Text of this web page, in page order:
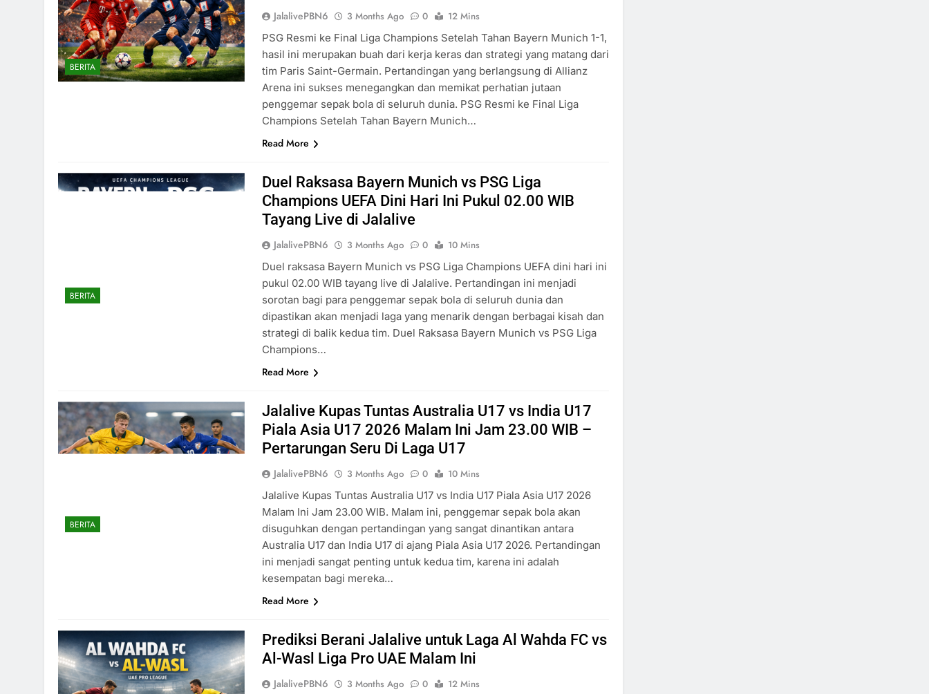
BERITA
JalalivePBN6 3 Months Ago 0
12 Mins
PSG Resmi ke Final Liga Champions Setelah Tahan Bayern Munich 1-1,
hasil ini merupakan buah dari kerja keras dan strategi yang matang dari
tim Paris Saint-Germain. Pertandingan yang berlangsung di Allianz
Arena ini sukses menegangkan dan memikat perhatian jutaan
penggemar sepak bola di seluruh dunia. PSG Resmi ke Final Liga
Champions Setelah Tahan Bayern Munich…
Read More
BERITA
Duel Raksasa Bayern Munich vs PSG Liga
Champions UEFA Dini Hari Ini Pukul 02.00 WIB
Tayang Live di Jalalive
JalalivePBN6 3 Months Ago 0
10 Mins
Duel raksasa Bayern Munich vs PSG Liga Champions UEFA dini hari ini
pukul 02.00 WIB tayang live di Jalalive. Pertandingan ini menjadi
sorotan bagi para penggemar sepak bola di seluruh dunia dan
dipastikan akan menjadi laga yang menarik dengan berbagai kisah dan
strategi di balik kedua tim. Duel Raksasa Bayern Munich vs PSG Liga
Champions…
Read More
BERITA
Jalalive Kupas Tuntas Australia U17 vs India U17
Piala Asia U17 2026 Malam Ini Jam 23.00 WIB –
Pertarungan Seru Di Laga U17
JalalivePBN6 3 Months Ago 0
10 Mins
Jalalive Kupas Tuntas Australia U17 vs India U17 Piala Asia U17 2026
Malam Ini Jam 23.00 WIB. Malam ini, penggemar sepak bola akan
disuguhkan dengan pertandingan yang sangat dinantikan antara
Australia U17 dan India U17 di ajang Piala Asia U17 2026. Pertandingan
ini menjadi sangat penting untuk kedua tim, karena ini adalah
kesempatan bagi mereka…
Read More
Prediksi Berani Jalalive untuk Laga Al Wahda FC vs
Al-Wasl Liga Pro UAE Malam Ini
JalalivePBN6 3 Months Ago 0 12 Mins